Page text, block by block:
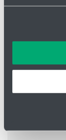
webové
keď ste